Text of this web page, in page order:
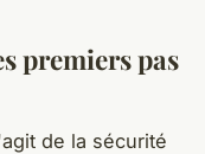
premiers pas
de la sécurité